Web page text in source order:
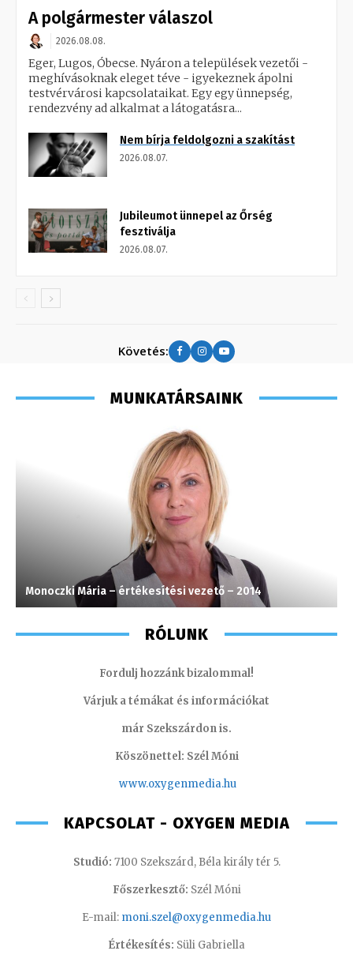
A polgármester válaszol
2026.08.08.
Eger, Lugos, Óbecse. Nyáron a települések vezetői -
meghívásoknak eleget téve - igyekeznek ápolni
testvérvárosi kapcsolataikat. Egy egy ünnepség,
rendezvény ad alkalmat a látogatásra...
Nem bírja feldolgozni a szakítást
2026.08.07.
Jubileumot ünnepel az Őrség
fesztiválja
2026.08.07.
Követés:
MUNKATÁRSAINK
Monoczki Mária – értékesítési vezető – 2014
RÓLUNK
Fordulj hozzánk bizalommal!
Várjuk a témákat és információkat
már Szekszárdon is.
Köszönettel: Szél Móni
www.oxygenmedia.hu
KAPCSOLAT - OXYGEN MEDIA
Studió: 7100 Szekszárd, Béla király tér 5.
Főszerkesztő: Szél Móni
E-mail: moni.szel@oxygenmedia.hu
Értékesítés: Süli Gabriella